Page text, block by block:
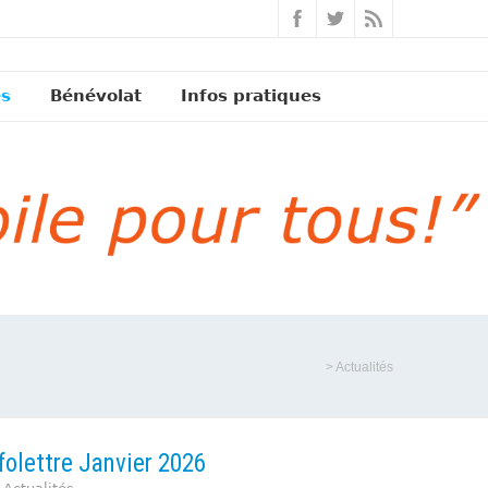
Bénévolat Infos pratiques
> Actualités
Janvier 2026